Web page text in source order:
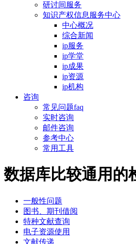
研讨间服务
知识产权信息服务中心
中心概况
综合新闻
ip服务
ip学堂
ip成果
ip资源
ip机构
咨询
常见问题faq
实时咨询
邮件咨询
参考中心
常用工具
数据库比较通用的
一般性问题
图书、期刊借阅
特种文献查询
电子资源使用
文献传递